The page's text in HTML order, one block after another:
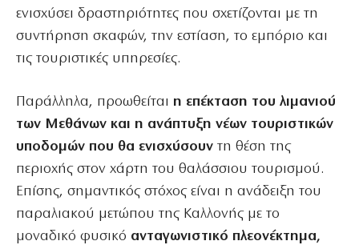
ενισχύσει δραστηριότητες που σχετίζονται με τη
συντήρηση σκαφών, την εστίαση, το εμπόριο και
τις τουριστικές υπηρεσίες.
Παράλληλα, προωθείται η επέκταση του λιμανιού
των Μεθάνων και η ανάπτυξη νέων τουριστικών
υποδομών που θα ενισχύσουν τη θέση της
περιοχής στον χάρτη του θαλάσσιου τουρισμού.
Επίσης, σημαντικός στόχος είναι η ανάδειξη του
παραλιακού μετώπου της Καλλονής με το
μοναδικό φυσικό ανταγωνιστικό πλεονέκτημα,